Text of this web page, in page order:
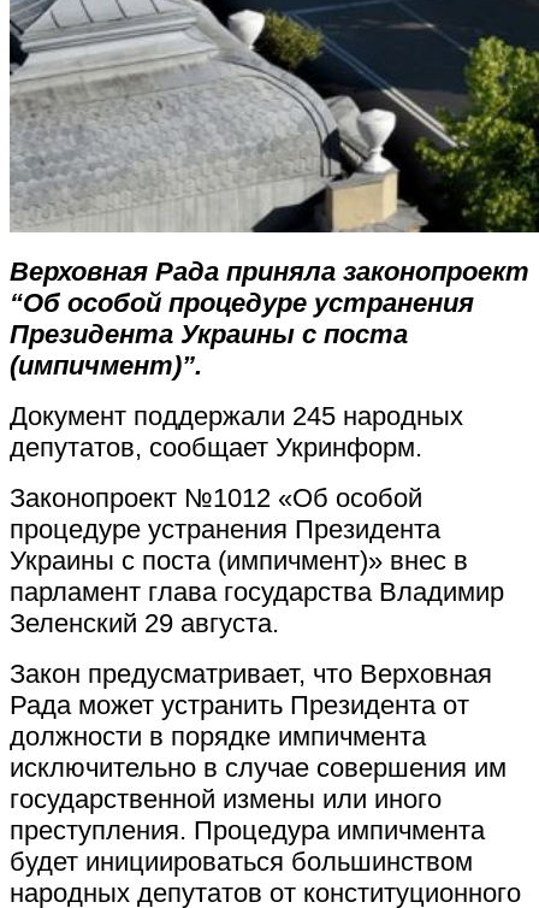
Верховная Рада приняла законопроект
“Об особой процедуре устранения
Президента Украины с поста
(импичмент)”.
Документ поддержали 245 народных
депутатов, сообщает Укринформ.
Законопроект №1012 «Об особой
процедуре устранения Президента
Украины с поста (импичмент)» внес в
парламент глава государства Владимир
Зеленский 29 августа.
Закон предусматривает, что Верховная
Рада может устранить Президента от
должности в порядке импичмента
исключительно в случае совершения им
государственной измены или иного
преступления. Процедура импичмента
будет инициироваться большинством
народных депутатов от конституционного